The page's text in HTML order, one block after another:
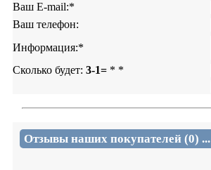
Ваш E-mail:*
Ваш телефон:
Информация:*
Сколько будет: 3-1= * *
Отзывы наших покупателей (0) ...